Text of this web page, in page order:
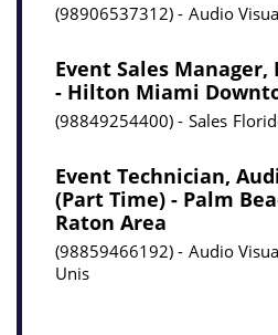
98906537312 Audio
Event Sales Manager,
- Hilton Miami
98849254400 Sales
Event Technician,
(Part Time) - Palm
Raton Area
98859466192 Audio
Unis